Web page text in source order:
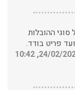
פריט בודד.